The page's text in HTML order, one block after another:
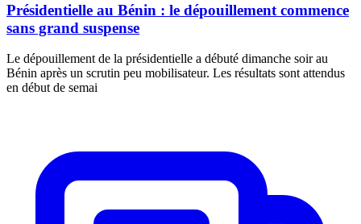
Présidentielle au Bénin : le dépouillement commence
sans grand suspense
Le dépouillement de la présidentielle a débuté dimanche soir au
Bénin après un scrutin peu mobilisateur. Les résultats sont attendus
en début de semai